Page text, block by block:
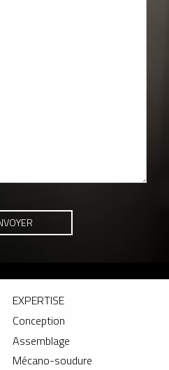
EXPERTISE
Conception
Assemblage
Mécano-soudure